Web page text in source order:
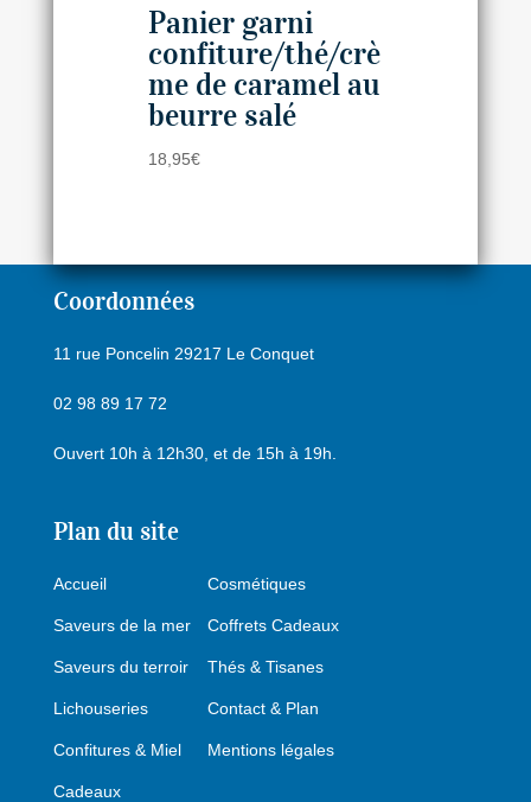
Panier garni
confiture/thé/crè
me de caramel au
beurre salé
18,95€
Coordonnées
11 rue Poncelin 29217 Le Conquet
02 98 89 17 72
Ouvert 10h à 12h30, et de 15h à 19h.
Plan du site
Accueil
Saveurs de la mer
Saveurs du terroir
Lichouseries
Confitures & Miel
Cadeaux
Cosmétiques
Coffrets Cadeaux
Thés & Tisanes
Contact & Plan
Mentions légales